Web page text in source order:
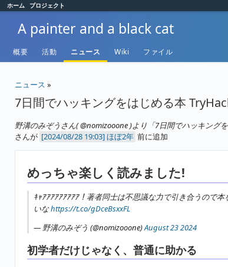
ホーム プロジェクト
A painter and a black cat
概要 活動 ニュース Wiki ファイル
ニュース »
7日間でハッキングをはじめる本
野溝のみぞうさん( @nomizooone )より「7日間でハッキング
さんが
ほぼ2年 前に追加
めっちゃ楽しく読みました!
ｷｬｱｱｱｱｱｱｱｱｱ！著者同士は不思議な力で引き合うので
いなhttps://t.co/gDceBsxxFL
— 野溝のみぞう (@nomizooone)August 23 2024
初学者だけじゃなく、普通に助かる